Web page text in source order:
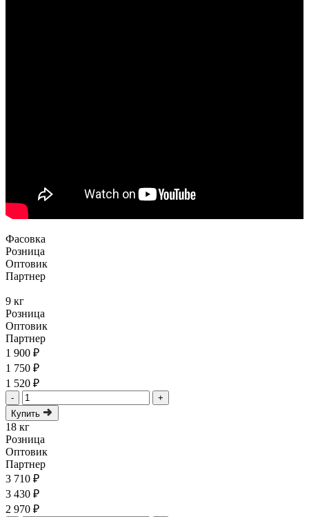
Фасовка
Розница
Оптовик
Партнер
9 кг
Розница
Оптовик
Партнер
1 900 ₽
1 750 ₽
1 520 ₽
-
+
Купить
18 кг
Розница
Оптовик
Партнер
3 710 ₽
3 430 ₽
2 970 ₽